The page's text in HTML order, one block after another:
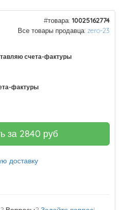
#товара: 10025162774
Все товары продавца: zero-23
счета-фактуры
фактуры
за 2840 руб
доставку